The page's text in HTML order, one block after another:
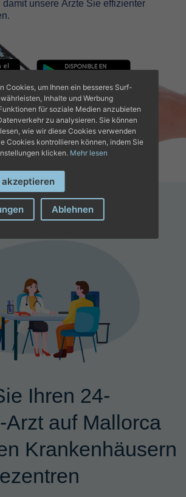
damit unsere Ärzte Sie effizienter
Ihren 24-
Arzt auf Mallorca
Krankenhäusern
Cookies, um Ihnen ein besseres Surf-
Inhalte und Werbung
für soziale Medien anzubieten
zu analysieren. Sie können
wie wir diese Cookies verwenden
Cookies kontrollieren können, indem Sie
klicken. Mehr lesen
Ablehnen